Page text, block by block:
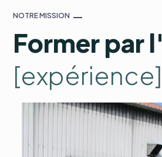
NOTRE MISSION
Former par l'
[expérience]